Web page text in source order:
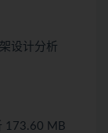
设计分析
173.60 MB